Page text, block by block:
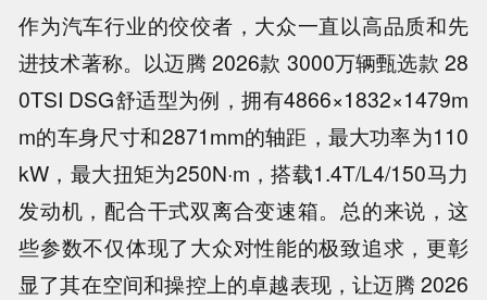
作为汽车行业的佼佼者，大众一直以高品质和先
进技术著称。以迈腾 2026款 3000万辆甄选款 28
0TSI DSG舒适型为例，拥有4866×1832×1479m
m的车身尺寸和2871mm的轴距，最大功率为110
kW，最大扭矩为250N·m，搭载1.4T/L4/150马力
发动机，配合干式双离合变速箱。总的来说，这
些参数不仅体现了大众对性能的极致追求，更彰
显了其在空间和操控上的卓越表现，让迈腾 2026